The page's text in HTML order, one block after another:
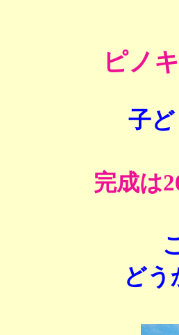
ピノ
子
完成は
どう